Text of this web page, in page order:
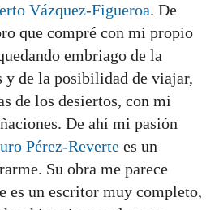
Vázquez-Figueroa. De
que compré con mi propio
embriago de la
y de la posibilidad de viajar,
de los desiertos, con mi
De ahí mi pasión
Pérez-Reverte es un
Su obra me parece
es un escritor muy completo,